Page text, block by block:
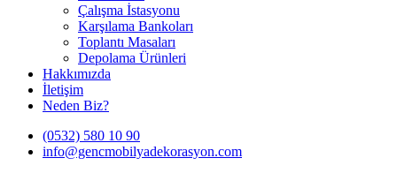
Çalışma İstasyonu
Karşılama Bankoları
Toplantı Masaları
Depolama Ürünleri
Hakkımızda
İletişim
Neden Biz?
(0532) 580 10 90
info@gencmobilyadekorasyon.com